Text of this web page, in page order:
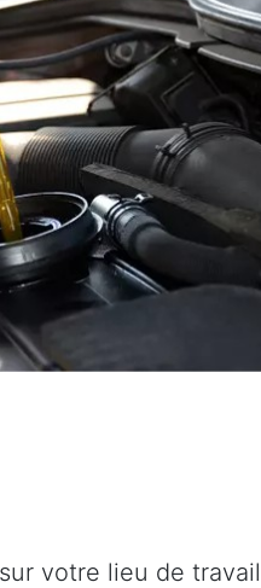
votre lieu de